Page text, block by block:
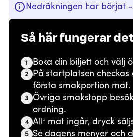
Nedräkningen har börjat
Så här fungerar
1 Boka din biljett och välj
2 På startplatsen
första smakportion mat.
3 Övriga smakstopp
ordning.
4 Allt mat ingår, dryck
5 Se dagens menyer och